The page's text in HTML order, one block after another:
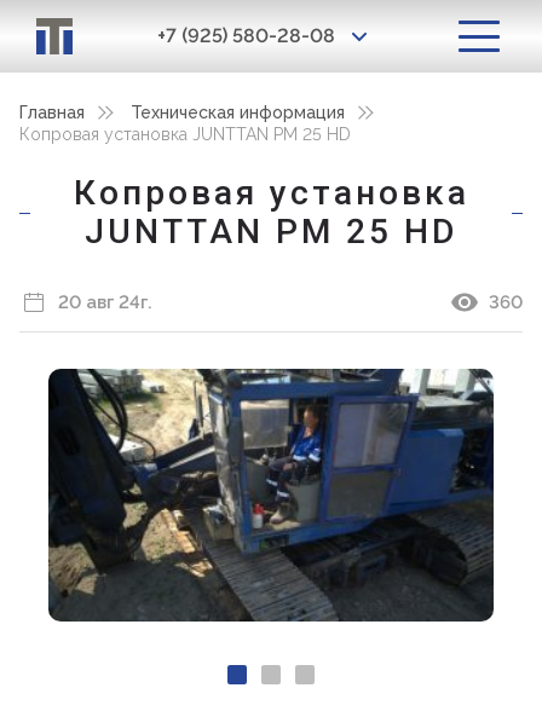
+7 (925) 580-28-08
Главная
Техническая информация
Копровая установка JUNTTAN PM 25 HD
Копровая установка
JUNTTAN PM 25 HD
20 авг 24г. 360